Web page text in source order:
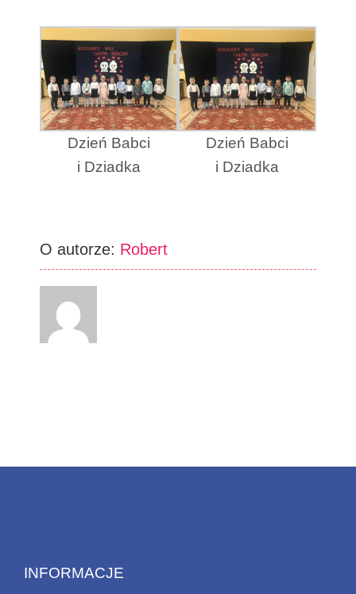
Dzień Babci
i Dziadka
Dzień Babci
i Dziadka
O autorze: Robert
INFORMACJE